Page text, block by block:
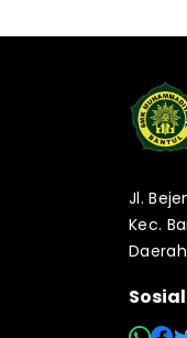
Jl.
Kec.